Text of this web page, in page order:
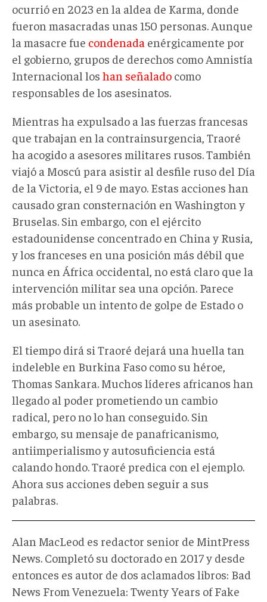
ocurrió en 2023 en la aldea de Karma, donde
fueron masacradas unas 150 personas. Aunque
la masacre fue condenada enérgicamente por
el gobierno, grupos de derechos como Amnistía
Internacional los han señalado como
responsables de los asesinatos.
Mientras ha expulsado a las fuerzas francesas
que trabajan en la contrainsurgencia, Traoré
ha acogido a asesores militares rusos. También
viajó a Moscú para asistir al desfile ruso del Día
de la Victoria, el 9 de mayo. Estas acciones han
causado gran consternación en Washington y
Bruselas. Sin embargo, con el ejército
estadounidense concentrado en China y Rusia,
y los franceses en una posición más débil que
nunca en África occidental, no está claro que la
intervención militar sea una opción. Parece
más probable un intento de golpe de Estado o
un asesinato.
El tiempo dirá si Traoré dejará una huella tan
indeleble en Burkina Faso como su héroe,
Thomas Sankara. Muchos líderes africanos han
llegado al poder prometiendo un cambio
radical, pero no lo han conseguido. Sin
embargo, su mensaje de panafricanismo,
antiimperialismo y autosuficiencia está
calando hondo. Traoré predica con el ejemplo.
Ahora sus acciones deben seguir a sus
palabras.
Alan MacLeod es redactor senior de MintPress
News. Completó su doctorado en 2017 y desde
entonces es autor de dos aclamados libros: Bad
News From Venezuela: Twenty Years of Fake